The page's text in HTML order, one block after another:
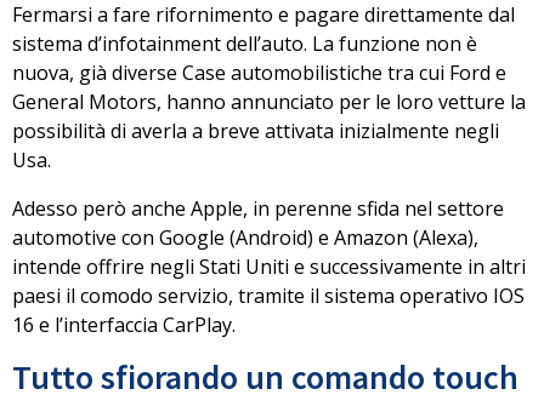
Fermarsi a fare rifornimento e pagare direttamente dal
sistema d’infotainment dell’auto. La funzione non è
nuova, già diverse Case automobilistiche tra cui Ford e
General Motors, hanno annunciato per le loro vetture la
possibilità di averla a breve attivata inizialmente negli
Usa.
Adesso però anche Apple, in perenne sfida nel settore
automotive con Google (Android) e Amazon (Alexa),
intende offrire negli Stati Uniti e successivamente in altri
paesi il comodo servizio, tramite il sistema operativo IOS
16 e l’interfaccia CarPlay.
Tutto sfiorando un comando touch